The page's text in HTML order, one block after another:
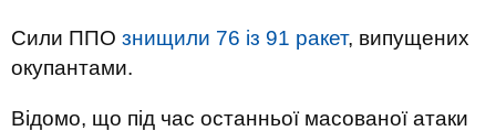
Сили ППО знищили 76 із 91 ракет, випущених
окупантами.
Відомо, що під час останньої масованої атаки